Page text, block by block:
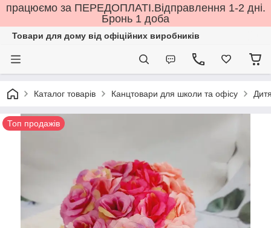
працюємо за ПЕРЕДОПЛАТІ.Відправлення 1-2 дні.
Бронь 1 доба
Товари для дому від офіційних виробників
Каталог товарів Канцтовари для школи та офісу
Топ продажів